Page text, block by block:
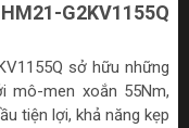
G2KV1155Q
sở hữu những
mô-men xoắn 55Nm,
tiện lợi, khả năng kẹp